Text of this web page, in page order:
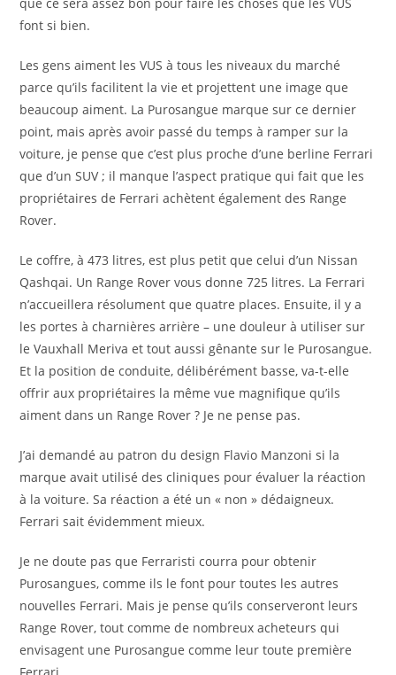
font si bien.
Les gens aiment les VUS à tous les niveaux du marché
parce qu’ils facilitent la vie et projettent une image que
beaucoup aiment. La Purosangue marque sur ce dernier
point, mais après avoir passé du temps à ramper sur la
voiture, je pense que c’est plus proche d’une berline Ferrari
que d’un SUV ; il manque l’aspect pratique qui fait que les
propriétaires de Ferrari achètent également des Range
Rover.
Le coffre, à 473 litres, est plus petit que celui d’un Nissan
Qashqai. Un Range Rover vous donne 725 litres. La Ferrari
n’accueillera résolument que quatre places. Ensuite, il y a
les portes à charnières arrière – une douleur à utiliser sur
le Vauxhall Meriva et tout aussi gênante sur le Purosangue.
Et la position de conduite, délibérément basse, va-t-elle
offrir aux propriétaires la même vue magnifique qu’ils
aiment dans un Range Rover ? Je ne pense pas.
J’ai demandé au patron du design Flavio Manzoni si la
marque avait utilisé des cliniques pour évaluer la réaction
à la voiture. Sa réaction a été un « non » dédaigneux.
Ferrari sait évidemment mieux.
Je ne doute pas que Ferraristi courra pour obtenir
Purosangues, comme ils le font pour toutes les autres
nouvelles Ferrari. Mais je pense qu’ils conserveront leurs
Range Rover, tout comme de nombreux acheteurs qui
envisagent une Purosangue comme leur toute première
Ferrari.